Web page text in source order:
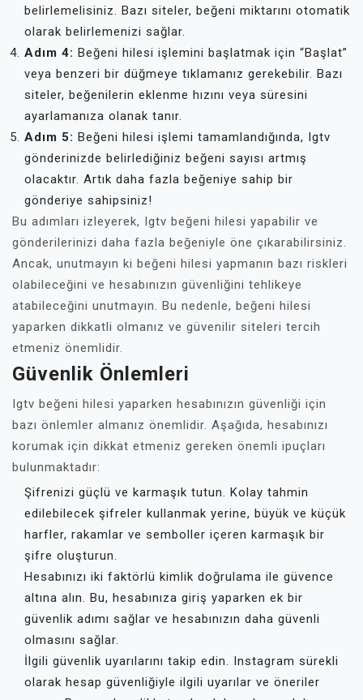
belirlemelisiniz. Bazı siteler, beğeni miktarını otomatik
olarak belirlemenizi sağlar.
Adım 4: Beğeni hilesi işlemini başlatmak için “Başlat”
veya benzeri bir düğmeye tıklamanız gerekebilir. Bazı
siteler, beğenilerin eklenme hızını veya süresini
ayarlamanıza olanak tanır.
Adım 5: Beğeni hilesi işlemi tamamlandığında, Igtv
gönderinizde belirlediğiniz beğeni sayısı artmış
olacaktır. Artık daha fazla beğeniye sahip bir
gönderiye sahipsiniz!
Bu adımları izleyerek, Igtv beğeni hilesi yapabilir ve
gönderilerinizi daha fazla beğeniyle öne çıkarabilirsiniz.
Ancak, unutmayın ki beğeni hilesi yapmanın bazı riskleri
olabileceğini ve hesabınızın güvenliğini tehlikeye
atabileceğini unutmayın. Bu nedenle, beğeni hilesi
yaparken dikkatli olmanız ve güvenilir siteleri tercih
etmeniz önemlidir.
Güvenlik Önlemleri
Igtv beğeni hilesi yaparken hesabınızın güvenliği için
bazı önlemler almanız önemlidir. Aşağıda, hesabınızı
korumak için dikkat etmeniz gereken önemli ipuçları
bulunmaktadır:
Şifrenizi güçlü ve karmaşık tutun. Kolay tahmin
edilebilecek şifreler kullanmak yerine, büyük ve küçük
harfler, rakamlar ve semboller içeren karmaşık bir
şifre oluşturun.
Hesabınızı iki faktörlü kimlik doğrulama ile güvence
altına alın. Bu, hesabınıza giriş yaparken ek bir
güvenlik adımı sağlar ve hesabınızın daha güvenli
olmasını sağlar.
İlgili güvenlik uyarılarını takip edin. Instagram sürekli
olarak hesap güvenliğiyle ilgili uyarılar ve öneriler